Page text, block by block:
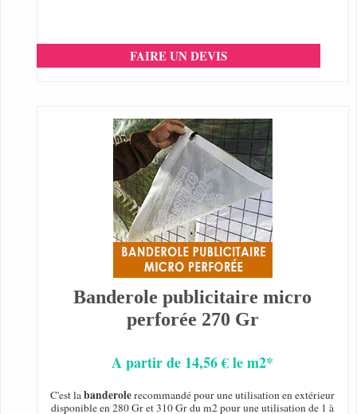
FAIRE UN DEVIS
Banderole publicitaire micro
perforée 270 Gr
A partir de 14,56 € le m2*
C'est labanderolerecommandé pour une utilisation en extérieur
disponible en 280 Gr et 310 Gr du m2 pour une utilisation de 1 à